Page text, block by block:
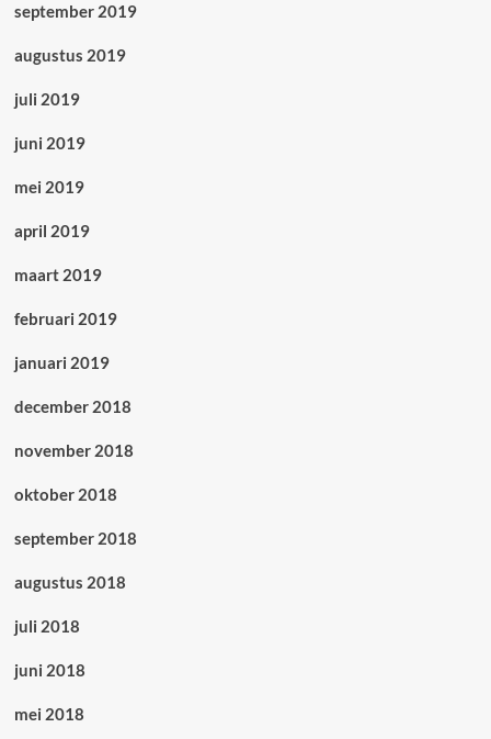
september 2019
augustus 2019
juli 2019
juni 2019
mei 2019
april 2019
maart 2019
februari 2019
januari 2019
december 2018
november 2018
oktober 2018
september 2018
augustus 2018
juli 2018
juni 2018
mei 2018